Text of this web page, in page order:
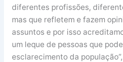
diferentes profissões,
mas que refletem e fazem
assuntos e por isso
um leque de pessoas que
esclarecimento da